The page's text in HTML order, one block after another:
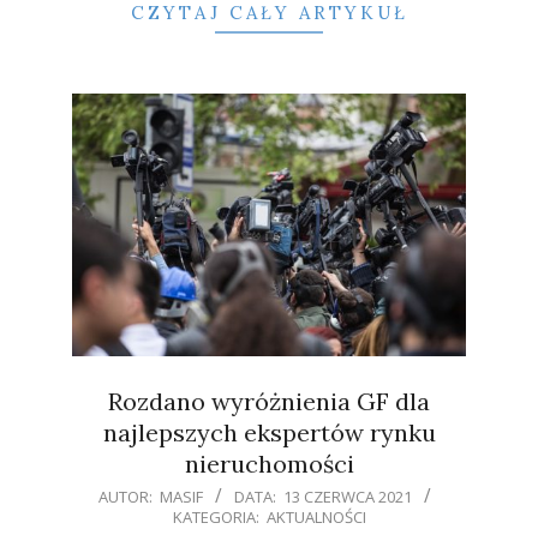
CZYTAJ CAŁY ARTYKUŁ
Rozdano wyróżnienia GF dla
najlepszych ekspertów rynku
nieruchomości
2021-
AUTOR: MASIF DATA: 13 CZERWCA 2021
KATEGORIA: AKTUALNOŚCI